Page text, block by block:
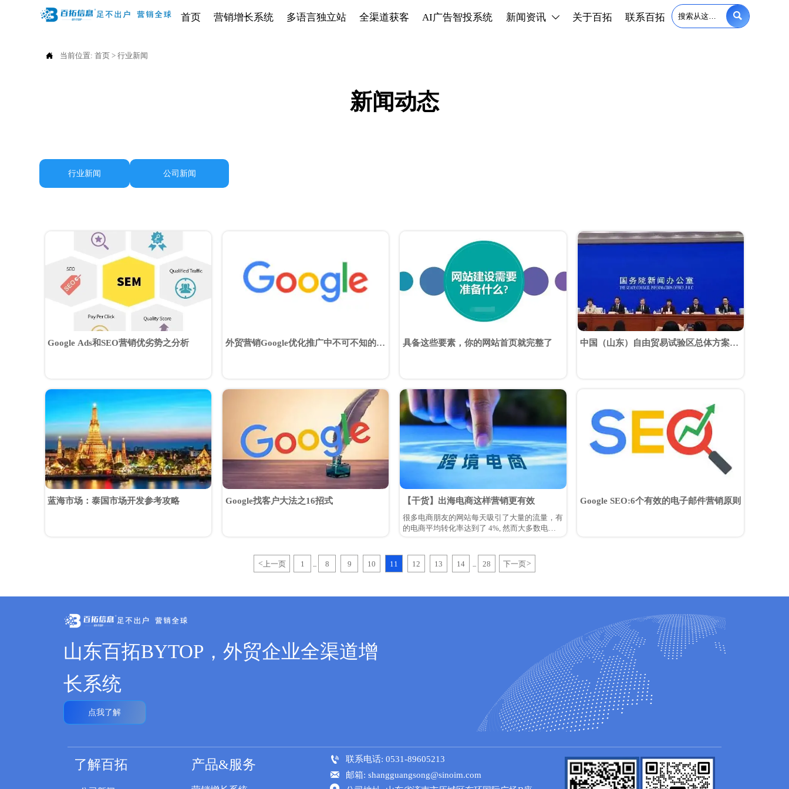
首页 营销增长系统 多语言独立站 全渠道获客 AI广告智投系统 新闻资讯  关于百拓 联系百拓 
 当前位置:首页 >行业新闻
新闻动态
行业新闻 公司新闻
Google Ads和SEO营销优劣势之分析
外贸营销Google优化推广中不可不知的6
具备这些要素，你的网站首页就完整了
中国（山东）自由贸易试验区总体方案！
蓝海市场：泰国市场开发参考攻略 Google找客户大法之16招式 【干货】出海电商这样营销更有效
很多电商朋友的网站每天吸引了大量的流量，有
的电商平均转化率达到了 4%, 然而大多数电商的
销，可以帮助激活丰富的数据带来转化。
Google SEO:6个有效的电子邮件营销原则
< 上一页 1 8 9 10 11 12 13 14 28 下一页>
山东百拓BYTOP，外贸企业全渠道增
长系统
点我了解
了解百拓 产品&服务  联系电话: 0531-89605213
 邮箱: shangguangsong@sinoim.com